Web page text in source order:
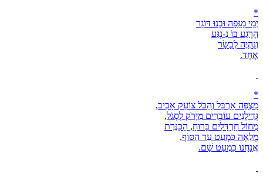
*
יְמֵי מַגֵּפָה וּבָנוּ דּוֹגֵר
הָרֶגַע בּוֹ נִ-נְגַּע
וְנִהְיֶה לְבָשָׂר
אֶחָד.
*
מִצְפֵּה אַרְבֵּל וְהַכֹּל צוֹעֵק אָבִיב,
גְּדִילָנִים עוֹבְרִים מִיָּרֹק לְסָגֹל,
מְחוֹל חַרְדָּלִים בָּרוּחַ, הַכִּנֶּרֶת
מְלֵאָה כִּמְעַט עַד הַסּוֹף,
אֲנַחְנוּ כִּמְעַט שָׁם.